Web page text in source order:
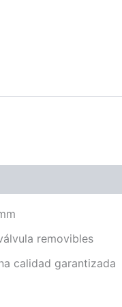
removibles
calidad garantizada